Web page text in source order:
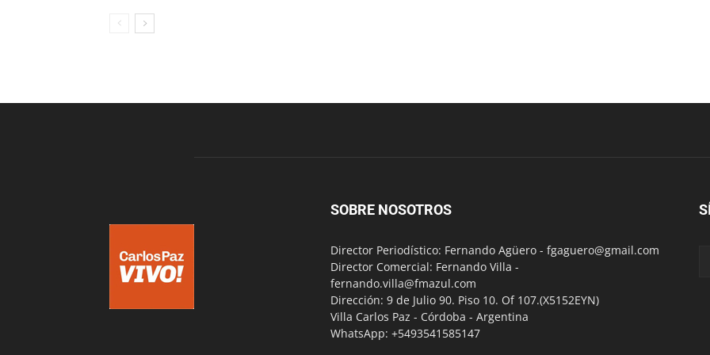
SOBRE NOSOTROS
Director Periodístico: Fernando Agüero - fgaguero@gmail.com
Director Comercial: Fernando Villa -
fernando.villa@fmazul.com
Dirección: 9 de Julio 90. Piso 10. Of 107.(X5152EYN)
Villa Carlos Paz - Córdoba - Argentina
WhatsApp: +5493541585147